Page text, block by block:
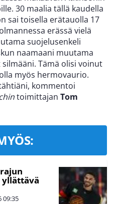
30 maalia tällä kaudella
sai toisella erätauolla 17
erässä vielä
suojelusenkeli
naamaani muutama
Tämä olisi voinut
myös hermovaurio.
kommentoi
toimittajan Tom
yllättävä
09:35